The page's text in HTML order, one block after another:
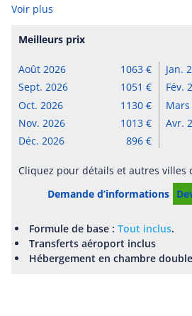
Voir plus
Demande d’informations
Meilleurs prix
Août 2026
1063
Sept. 2026
1051
Oct. 2026
1130
Nov. 2026
1013
Déc. 2026
896
Jan.
Fév.
Mars
Avr.
Cliquez pour détails et autres villes
Formule de base :Tout inclus.
Transferts aéroport inclus
Hébergement en chambre double